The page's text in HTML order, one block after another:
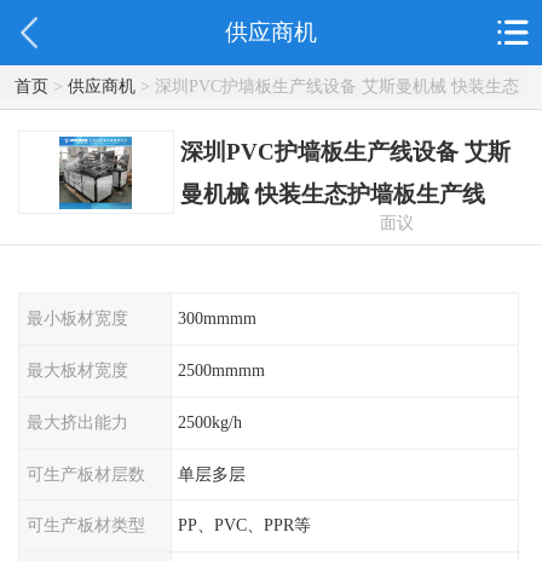
供应商机
首页> 供应商机> 深圳PVC护墙板生产线设备 艾斯曼机械 快装生态
护墙板生产线
深圳PVC护墙板生产线设备 艾斯
曼机械 快装生态护墙板生产线
面议
最小板材宽度 300mmmm
最大板材宽度 2500mmmm
最大挤出能力 2500kg/h
可生产板材层数 单层多层
可生产板材类型 PP、PVC、PPR等